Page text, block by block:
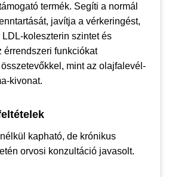
termék. Segíti a normál
javítja a vérkeringést,
koleszterin szintet és
érrendszeri funkciókat
mint az olajfalevél-
kivonat.
kapható, de krónikus
orvosi konzultáció javasolt.